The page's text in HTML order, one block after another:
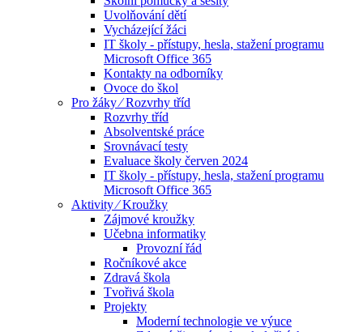
Uvolňování dětí
Vycházející žáci
IT školy - přístupy, hesla, stažení programu
Microsoft Office 365
Kontakty na odborníky
Ovoce do škol
Pro žáky ⁄ Rozvrhy tříd
Rozvrhy tříd
Absolventské práce
Srovnávací testy
Evaluace školy červen 2024
IT školy - přístupy, hesla, stažení programu
Microsoft Office 365
Aktivity ⁄ Kroužky
Zájmové kroužky
Učebna informatiky
Provozní řád
Ročníkové akce
Zdravá škola
Tvořivá škola
Projekty
Moderní technologie ve výuce